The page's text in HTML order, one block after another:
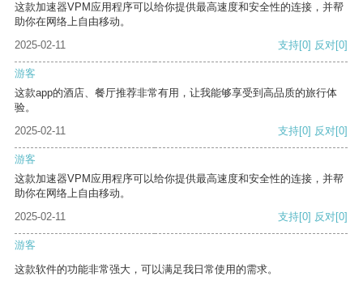
这款加速器VPM应用程序可以给你提供最高速度和安全性的连接，并帮
助你在网络上自由移动。
2025-02-11
支持[0] 反对[0]
游客
这款app的酒店、餐厅推荐非常有用，让我能够享受到高品质的旅行体
验。
2025-02-11
支持[0] 反对[0]
游客
这款加速器VPM应用程序可以给你提供最高速度和安全性的连接，并帮
助你在网络上自由移动。
2025-02-11
支持[0] 反对[0]
游客
这款软件的功能非常强大，可以满足我日常使用的需求。